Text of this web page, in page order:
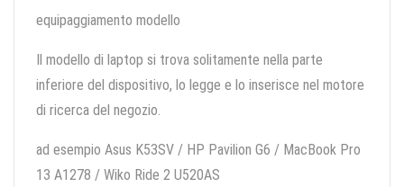
equipaggiamento modello
Il modello di laptop si trova solitamente nella parte
inferiore del dispositivo, lo legge e lo inserisce nel motore
di ricerca del negozio.
ad esempio Asus K53SV / HP Pavilion G6 / MacBook Pro
13 A1278 / Wiko Ride 2 U520AS